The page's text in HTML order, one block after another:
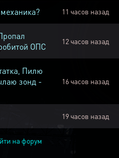
11 часов назад
ОПС
12 часов назад
Пилю
зонд -
16 часов назад
19 часов назад
на форум